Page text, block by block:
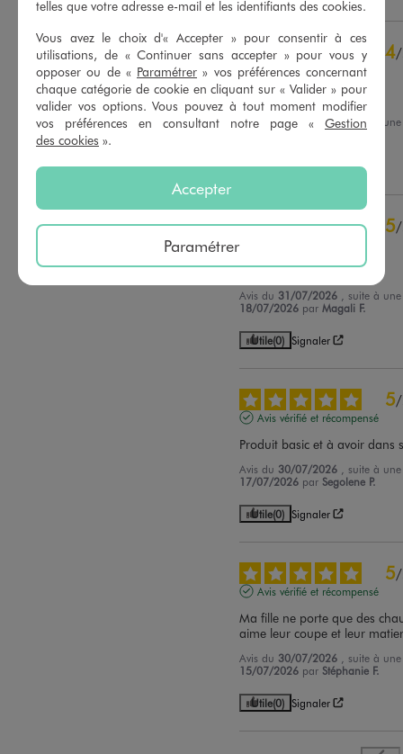
5étoiles
229
4étoiles
65
3étoiles
19
2étoiles
3
1étoile 3
Trier les avis
4/
Avis vérifié et récompensé
Bon rapport qualité prix
Avis du04/08/2026 , suite à
08/07/2026
Sylviane H.
Utile(0) Signaler
5/
Parfaites
Avis du 31/07/2026 , suite à
18/07/2026 parMagali F.
Utile(0) Signaler
5/
Avis vérifié et récompensé
Produit basic et à avoir dans
Avis du 30/07/2026 , suite à
17/07/2026 par Segolene P.
Utile(0) Signaler
5/
Avis vérifié et récompensé
Ma fille ne porte que des
aime leur coupe et leur
Avis du 30/07/2026 , suite à
15/07/2026 par Stéphanie F.
Utile(0) Signaler
telles que votre adresse e-mail et les identifiants des cookies.
Vous avez le choix d'« Accepter » pour consentir à ces
utilisations, de « Continuer sans accepter » pour vous y
opposer ou de « Paramétrer » vos préférences concernant
chaque catégorie de cookie en cliquant sur « Valider » pour
valider vos options. Vous pouvez à tout moment modifier
vos préférences en consultant notre page « Gestion
des cookies ».
Accepter
Paramétrer